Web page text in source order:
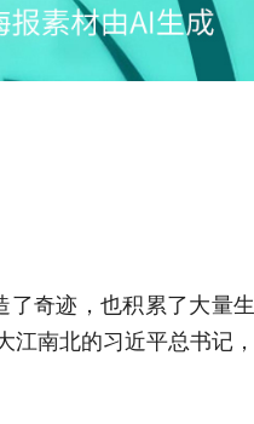
奇迹，也积累了大量生
江南北的习近平总书记，